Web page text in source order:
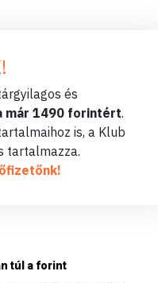
és
már 1490 forintért.
is, a Klub
tartalmazza.
túl a forint